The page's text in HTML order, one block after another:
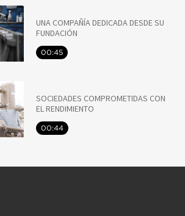
UNA COMPAÑÍA DEDICADA DESDE SU
FUNDACIÓN
00:45
SOCIEDADES COMPROMETIDAS CON
EL RENDIMIENTO
00:44